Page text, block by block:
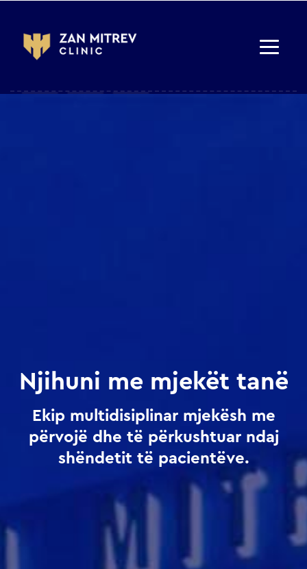
Njihuni me mjekët tanë
Ekip multidisiplinar mjekësh me
përvojë dhe të përkushtuar ndaj
shëndetit të pacientëve.